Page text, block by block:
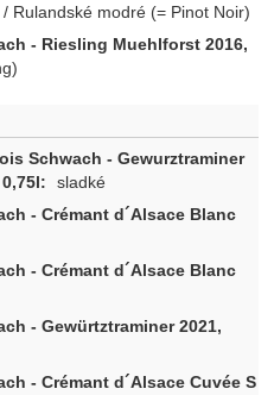
Rulandské modré (= Pinot Noir)
sladké